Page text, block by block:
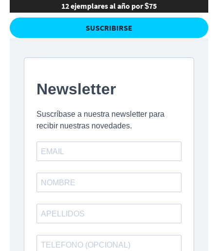
12 ejemplares al año por $75
SUSCRIBIRSE